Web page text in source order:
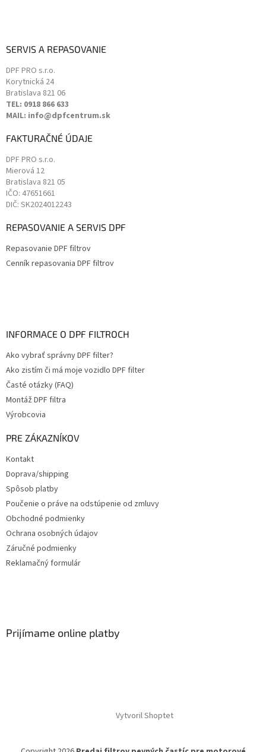
SERVIS A REPASOVANIE
DPF PRO s.r.o.
Korytnická 24
Bratislava 821 06
TEL: 0918 866 633
MAIL: info@dpfcentrum.sk
FAKTURAČNÉ ÚDAJE
DPF PRO s.r.o.
Mierová 12
Bratislava 821 05
IČO: 47651661
DIČ: SK2024012243
REPASOVANIE A SERVIS DPF
Repasovanie DPF filtrov
Cenník repasovania DPF filtrov
INFORMACE O DPF FILTROCH
Ako vybrať správny DPF filter?
Ako zistím či má moje vozidlo DPF filter
Časté otázky (FAQ)
Montáž DPF filtra
Výrobcovia
PRE ZÁKAZNÍKOV
Kontakt
Doprava/shipping
Spôsob platby
Poučenie o práve na odstúpenie od zmluvy
Obchodné podmienky
Ochrana osobných údajov
Záručné podmienky
Reklamačný formulár
Prijímame online platby
Vytvoril Shoptet